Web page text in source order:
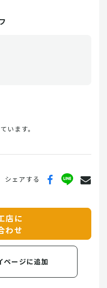
います。
シェアする
店に
わせ
ページに追加